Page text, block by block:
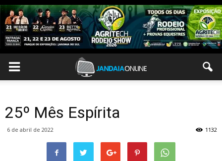
25º Mês Espírita
6 de abril de 2022 1132